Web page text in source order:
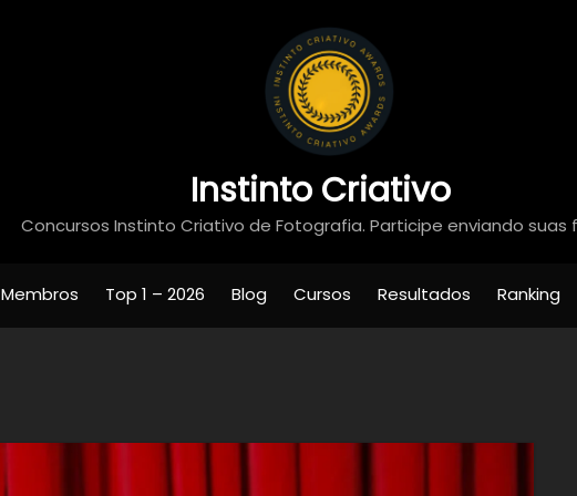
Instinto Criativo
Concursos Instinto Criativo de Fotografia. Participe enviando suas
Membros Top 1 – 2026 Blog Cursos Resultados Ranking